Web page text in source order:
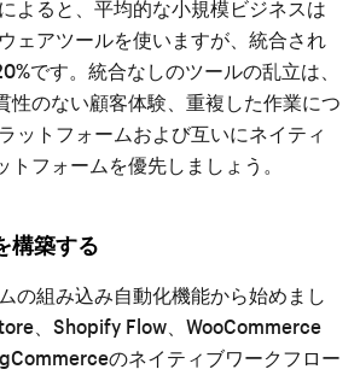
よると、平均的な小規模ビジネスは
ェアツールを使いますが、統合され
です。統合なしのツールの乱立は、
性のない顧客体験、重複した作業につ
ットフォームおよび互いにネイティ
フォームを優先しましょう。
構築する
の組み込み自動化機能から始めまし
、Shopify Flow、WooCommerce
のネイティブワークフロー